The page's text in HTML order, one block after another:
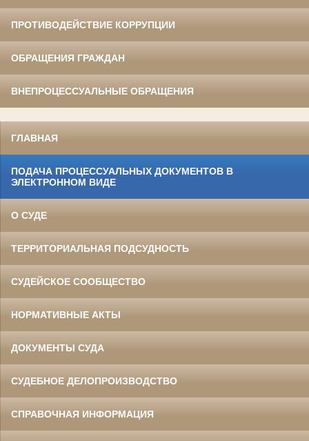
ПРОТИВОДЕЙСТВИЕ КОРРУПЦИИ
ОБРАЩЕНИЯ ГРАЖДАН
ВНЕПРОЦЕССУАЛЬНЫЕ ОБРАЩЕНИЯ
ГЛАВНАЯ
ПОДАЧА ПРОЦЕССУАЛЬНЫХ ДОКУМЕНТОВ В
ЭЛЕКТРОННОМ ВИДЕ
О СУДЕ
ТЕРРИТОРИАЛЬНАЯ ПОДСУДНОСТЬ
СУДЕЙСКОЕ СООБЩЕСТВО
НОРМАТИВНЫЕ АКТЫ
ДОКУМЕНТЫ СУДА
СУДЕБНОЕ ДЕЛОПРОИЗВОДСТВО
СПРАВОЧНАЯ ИНФОРМАЦИЯ